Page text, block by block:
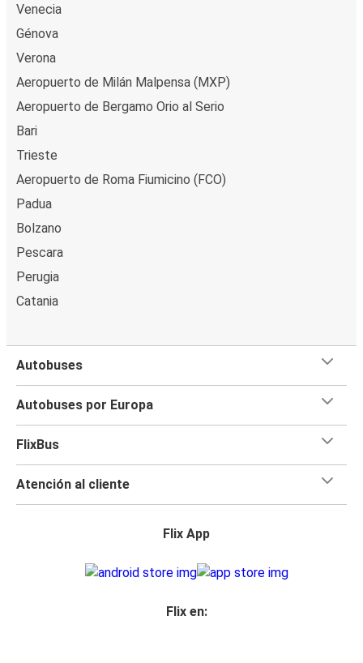
Venecia
Génova
Verona
Aeropuerto de Milán Malpensa (MXP)
Aeropuerto de Bergamo Orio al Serio
Bari
Trieste
Aeropuerto de Roma Fiumicino (FCO)
Padua
Bolzano
Pescara
Perugia
Catania
Autobuses
Autobuses por Europa
FlixBus
Atención al cliente
Flix App
Flix en: